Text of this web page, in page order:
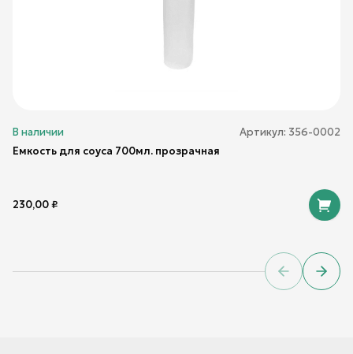
В наличии Артикул: 356-0002
Емкость для соуса 700мл. прозрачная
230,00₽
Previous
Next